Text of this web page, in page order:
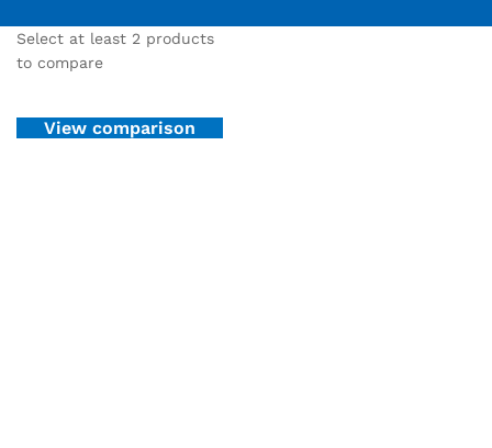
Select at least 2 products
to compare
View comparison